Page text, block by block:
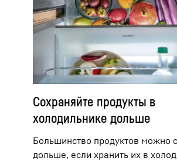
Сохраняйте продукты в
холодильнике дольше
Большинство продуктов можно
дольше, если хранить их в